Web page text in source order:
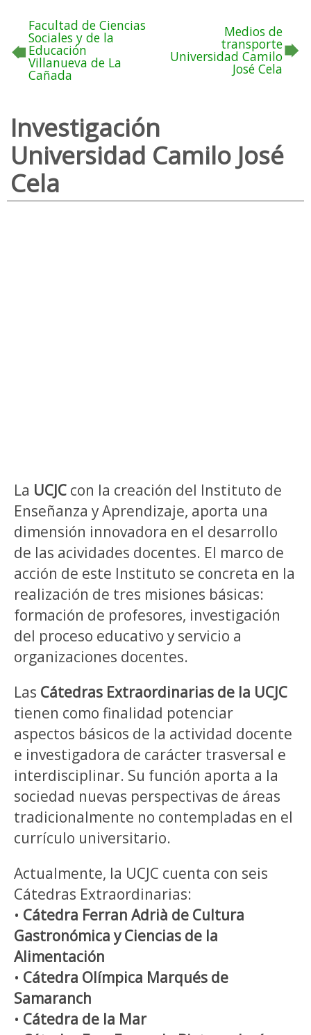
Facultad de Ciencias
Sociales y de la
Educación
Villanueva de La
Cañada
Medios de
transporte
Universidad Camilo
José Cela
Investigación
Universidad Camilo José
Cela
La UCJC con la creación del Instituto de
Enseñanza y Aprendizaje, aporta una
dimensión innovadora en el desarrollo
de las acividades docentes. El marco de
acción de este Instituto se concreta en la
realización de tres misiones básicas:
formación de profesores, investigación
del proceso educativo y servicio a
organizaciones docentes.
Las Cátedras Extraordinarias de la UCJC
tienen como finalidad potenciar
aspectos básicos de la actividad docente
e investigadora de carácter trasversal e
interdisciplinar. Su función aporta a la
sociedad nuevas perspectivas de áreas
tradicionalmente no contempladas en el
currículo universitario.
Actualmente, la UCJC cuenta con seis
Cátedras Extraordinarias:
• Cátedra Ferran Adrià de Cultura
Gastronómica y Ciencias de la
Alimentación
• Cátedra Olímpica Marqués de
Samaranch
• Cátedra de la Mar